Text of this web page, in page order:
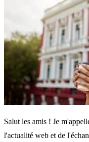
Salut les amis ! Je
l'actualité web et de